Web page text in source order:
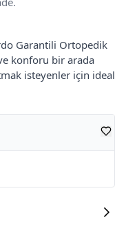
Garantili Ortopedik
ve konforu bir arada
isteyenler için ideal